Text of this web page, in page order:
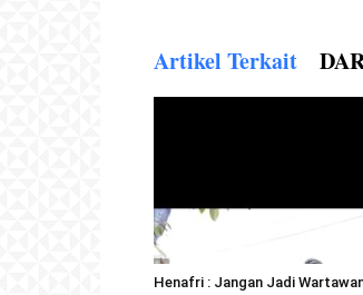
Artikel Terkait
Henafri : Jangan Jadi